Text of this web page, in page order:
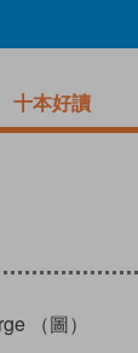
十本好讀
（圖）